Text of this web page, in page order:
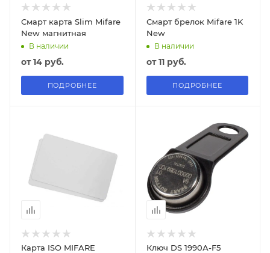
Смарт карта Slim Mifare
New магнитная
В наличии
от14 руб.
ПОДРОБНЕЕ
Смарт брелок Mifare 1K
New
В наличии
от11 руб.
ПОДРОБНЕЕ
Карта ISO MIFARE
Ключ DS 1990А-F5